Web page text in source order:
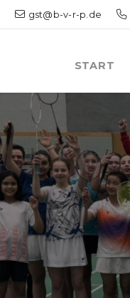
gst@b-v-r-p.de
START